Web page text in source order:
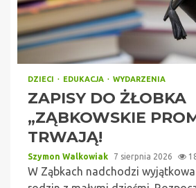
DZIECI EDUKACJA WYDARZENIA
ZAPISY DO ŻŁOBKA
„ZĄBKOWSKIE
TRWAJĄ!
Szymon Walkowiak 7 sierpnia 2026
W Ząbkach nadchodzi